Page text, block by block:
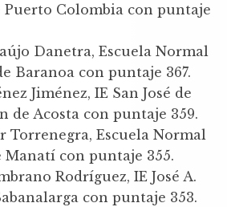
Puerto Colombia con puntaje
Danetra, Escuela Normal
Baranoa con puntaje 367.
Jiménez, IE San José de
de Acosta con puntaje 359.
Torrenegra, Escuela Normal
Manatí con puntaje 355.
Rodríguez, IE José A.
con puntaje 353.